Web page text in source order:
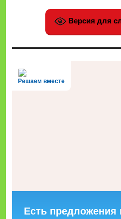
Версия для
Решаем вместе
Есть предложения